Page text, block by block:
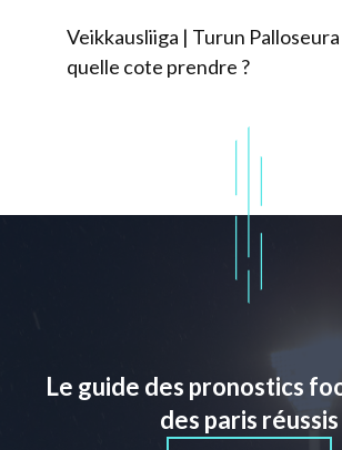
Veikkausliiga | Turun Palloseura
quelle cote prendre ?
Le guide des pronostics
des paris réussis